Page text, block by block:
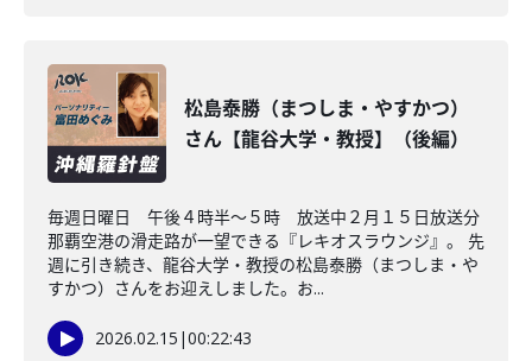
松島泰勝（まつしま・やすかつ）
さん【龍谷大学・教授】（後編）
毎週日曜日 午後４時半～５時 放送中２月１５日放送分
那覇空港の滑走路が一望できる『レキオスラウンジ』。 先
週に引き続き、龍谷大学・教授の松島泰勝（まつしま・や
すかつ）さんをお迎えしました。お...
2026.02.15 |00:22:43